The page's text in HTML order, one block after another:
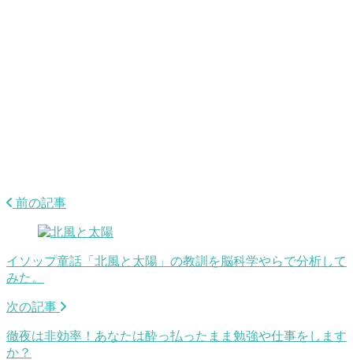
前の記事
イソップ童話「北風と太陽」の教訓を脳科学やらで分析して
みた。
次の記事
徹夜は非効率！あなたは酔っ払ったまま勉強や仕事をします
か？